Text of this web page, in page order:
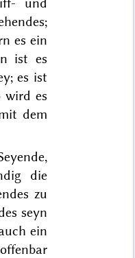
es ein
ist es
es ist
wird es
dem
die
zu
seyn
ein